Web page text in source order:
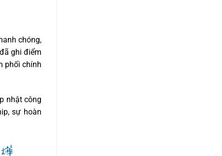
chóng,
ghi điểm
phối chính
nhật công
sự hoàn